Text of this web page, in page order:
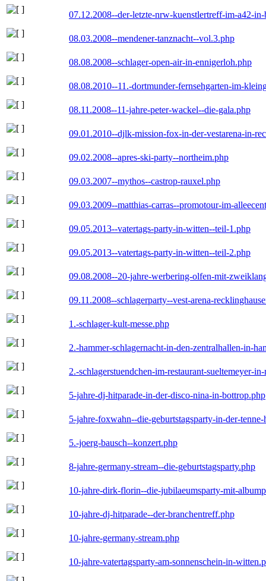
07.12.2008--der-letzte-nrw-kuenstlertreff-im-a42-
08.03.2008--mendener-tanznacht--vol.3.php
08.08.2008--schlager-open-air-in-ennigerloh.php
08.08.2010--11.-dortmunder-fernsehgarten-im-
08.11.2008--11-jahre-peter-wackel--die-gala.php
09.01.2010--djlk-mission-fox-in-der-vestarena-in-
09.02.2008--apres-ski-party--northeim.php
09.03.2007--mythos--castrop-rauxel.php
09.03.2009--matthias-carras--promotour-im-
09.05.2013--vatertags-party-in-witten--teil-1.php
09.05.2013--vatertags-party-in-witten--teil-2.php
09.08.2008--20-jahre-werbering-olfen-mit-
09.11.2008--schlagerparty--vest-arena-
1.-schlager-kult-messe.php
2.-hammer-schlagernacht-in-den-zentralhallen-in-
2.-schlagerstuendchen-im-restaurant-sueltemeyer-
5-jahre-dj-hitparade-in-der-disco-nina-in-bottrop.php
5-jahre-foxwahn--die-geburtstagsparty-in-der-tenne-
5.-joerg-bausch--konzert.php
8-jahre-germany-stream--die-geburtstagsparty.php
10-jahre-dirk-florin--die-jubilaeumsparty-mit-
10-jahre-dj-hitparade--der-branchentreff.php
10-jahre-germany-stream.php
10-jahre-vatertagsparty-am-sonnenschein-in-